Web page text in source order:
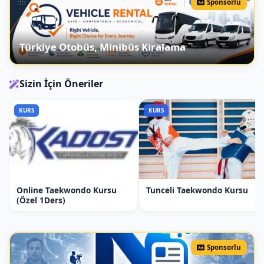
topu kontrolü Futbol beceri
kombinasyonları Gelişmiş Taktik
Egzersizleri Zorlu taktik ve oyun
senaryoları Çoklu oyuncu işbirliği ve
koordinasyon
Hafta: Performans ve Maç Simülasyonu
Performans Hazırlığı Öğrenilen
tekniklerin uygulanması Maç öncesi
hazırlık ve mental antrenman Maç
Simülasyonu Gerçek oyuna benzer maç
senaryoları Stratejik takım çalışmaları
Hafta: Değerlendirme ve Sertifika
Töreni Bireysel Değerlendirme Her
gelişim alanları Sertifika Töreni ve
Kutlama
Sponsorlu
Türkiye Otobüs, Minibüs Kiralama
Sizin İçin Öneriler
KURS
Online Taekwondo Kursu
(Özel 1Ders)
KURS
Tunceli Taekwondo Kursu
Sponsorlu